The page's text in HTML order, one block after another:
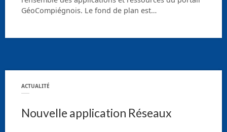
GéoCompiégnois. Le fond de plan est…
ACTUALITÉ
Nouvelle application Réseaux